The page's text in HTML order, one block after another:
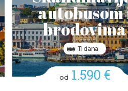
autobusom
brodovima
11 dana
od 1.590 €